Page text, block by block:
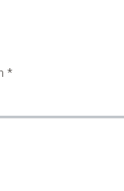
*